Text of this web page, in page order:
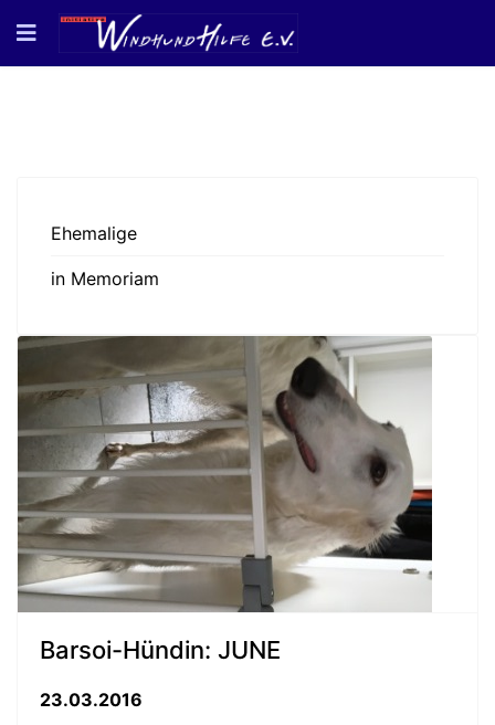
Ehemalige
in Memoriam
Barsoi-Hündin: JUNE
23.03.2016